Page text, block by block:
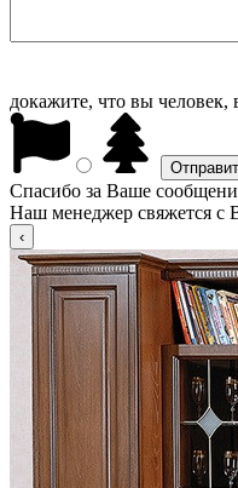
докажите, что вы человек,
Спасибо за Ваше
Наш менеджер свяжется с